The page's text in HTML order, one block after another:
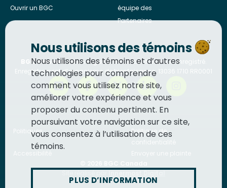
Ouvrir un BGC
équipe des
Partenaires
BGC Canadaest un organisme de bienfaisance enregistré.
Enregistrement d’organisme de bienfaisance: 13036 1710 RR0001
Politiques
Politique de
Nous utilisons des témoins
Nous utilisons des témoins et d’autres
technologies pour comprendre
comment vous utilisez notre site,
améliorer votre expérience et vous
proposer du contenu pertinent. En
poursuivant votre navigation sur ce site,
vous consentez à l’utilisation de ces
témoins.
PLUS D’INFORMATION